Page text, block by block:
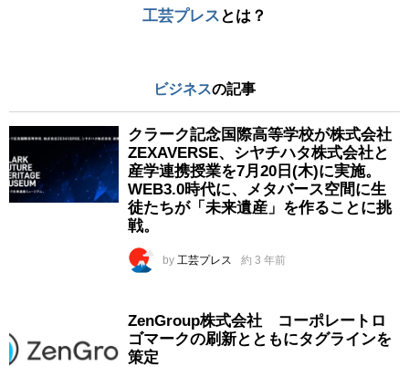
工芸プレス とは？
ビジネスの記事
クラーク記念国際高等学校が株式会社
ZEXAVERSE、シヤチハタ株式会社と
産学連携授業を7月20日(木)に実施。
WEB3.0時代に、メタバース空間に生
徒たちが「未来遺産」を作ることに挑
戦。
by 工芸プレス 約 3 年前
ZenGroup株式会社 コーポレートロ
ゴマークの刷新とともにタグラインを
策定